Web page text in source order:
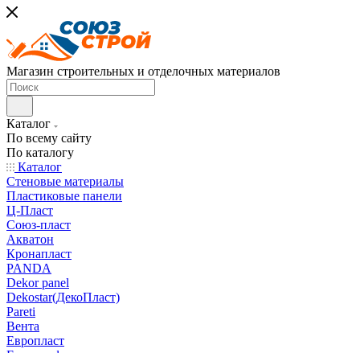
Магазин строительных и отделочных материалов
Каталог
По всему сайту
По каталогу
Каталог
Стеновые материалы
Пластиковые панели
Ц-Пласт
Союз-пласт
Акватон
Кронапласт
PANDA
Dekor panel
Dekostar(ДекоПласт)
Pareti
Вента
Европласт